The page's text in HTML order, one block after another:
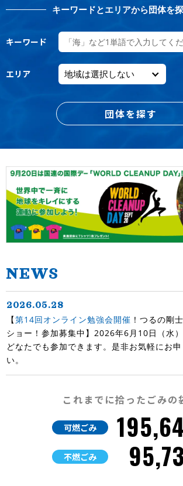
キーワードとエリアから団体を
キーワード
エリア
団体を探す
NEWS
2025.08.14
お申込みください！
2026.05.28
【第14回オンライン勉強会開催 ！つるの剛
ショー！参加募集中】2026年6月10日（水
どなたでも参加できます。是非お気軽にお
い。
2026.05.14
ショー！参加募集中】2026年5月27日（水
どなたでも参加できます。是非お気軽にお申
2026.05.11
『ALL JAPAN ブルーサンタ 2026』特設サ
これまでに拾ったごみの
可燃ごみ
不燃ごみ